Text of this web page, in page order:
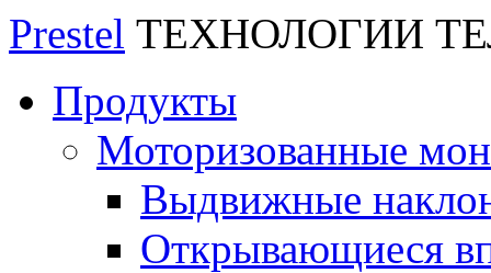
Prestel ТЕХНОЛОГИИ
Продукты
Моторизованные
Выдвижные
Открывающиеся